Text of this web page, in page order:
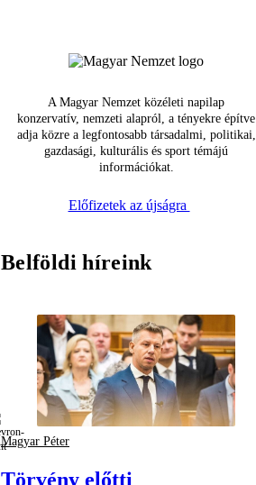
A Magyar Nemzet közéleti napilap
konzervatív, nemzeti alapról, a tényekre építve
adja közre a legfontosabb társadalmi, politikai,
gazdasági, kulturális és sport témájú
információkat.
Előfizetek az újságra
Belföldi híreink
Magyar Péter
Törvény előtti